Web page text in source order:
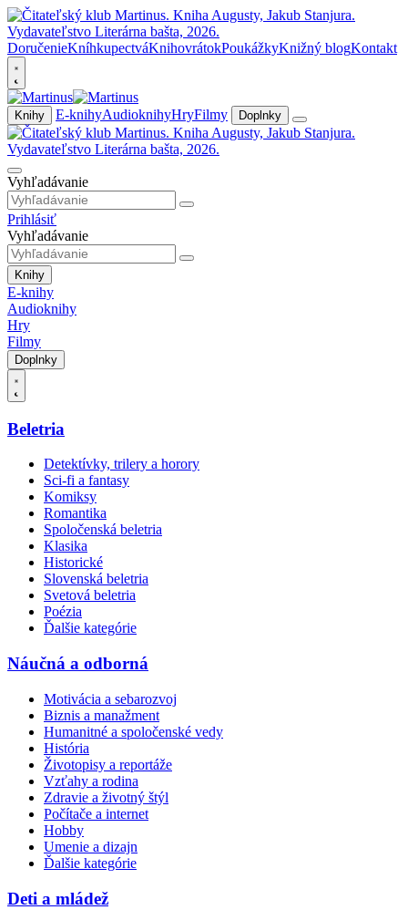
DoručenieKníhkupectváKnihovrátokPoukážkyKnižný blogKontakt
Knihy E-knihyAudioknihyHryFilmy Doplnky
Vyhľadávanie
Prihlásiť
Vyhľadávanie
Knihy
E-knihy
Audioknihy
Hry
Filmy
Doplnky
Beletria
Detektívky, trilery a horory
Sci-fi a fantasy
Komiksy
Romantika
Spoločenská beletria
Klasika
Historické
Slovenská beletria
Svetová beletria
Poézia
Ďalšie kategórie
Náučná a odborná
Motivácia a sebarozvoj
Biznis a manažment
Humanitné a spoločenské vedy
História
Životopisy a reportáže
Vzťahy a rodina
Zdravie a životný štýl
Počítače a internet
Hobby
Umenie a dizajn
Ďalšie kategórie
Deti a mládež